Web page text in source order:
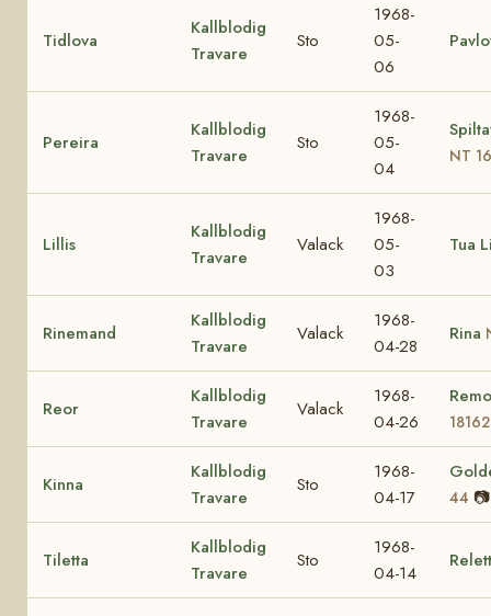
Tidlova
Kallblodig
Travare
Sto
1968-
05-
06
Pereira
Kallblodig
Travare
Sto
1968-
05-
04
NT
Lillis
Kallblodig
Travare
Valack
1968-
05-
03
Tua
Rinemand
Kallblodig
Travare
Valack
1968-
04-28
Rina
Reor
Kallblodig
Travare
Valack
1968-
04-26
18162
Kinna
Kallblodig
Travare
Sto
1968-
04-17
44 📷
Tiletta
Kallblodig
Travare
Sto
1968-
04-14